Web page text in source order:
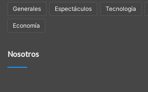
Generales Espectáculos Tecnología
Economía
Nosotros